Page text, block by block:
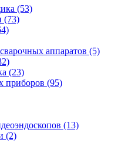
(53)
(73)
аппаратов (5)
(23)
приборов (95)
(13)
(2)